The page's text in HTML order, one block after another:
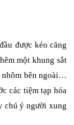
được kéo căng
một khung sắt
nhôm bên ngoài…
các tiệm tạp hóa
chú ý người xung